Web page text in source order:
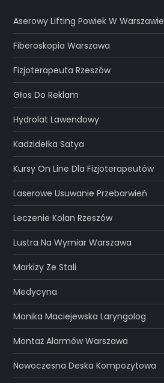
Aserowy Lifting Powiek W Warszawie
Fiberoskopia Warszawa
Fizjoterapeuta Rzeszów
Głos Do Reklam
Hydrolat Lawendowy
Kadzidełka Satya
Kursy On Line Dla Fizjoterapeutów
Laserowe Usuwanie Przebarwień
Leczenie Kolan Rzeszów
Lustra Na Wymiar Warszawa
Markizy Ze Stali
Medycyna
Monika Maciejewska Laryngolog
Montaż Alarmów Warszawa
Nowoczesna Deska Kompozytowa